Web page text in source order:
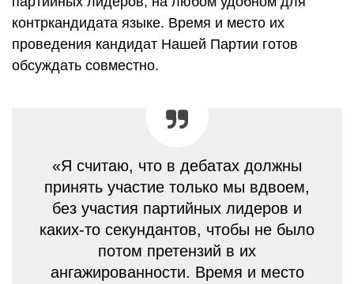
контркандидата языке. Время и место их
проведения кандидат Нашей Партии готов
обсуждать совместно.
«Я считаю, что в дебатах должны
принять участие только мы вдвоем,
без участия партийных лидеров и
каких-то секундантов, чтобы не было
потом претензий в их
ангажированности. Время и место